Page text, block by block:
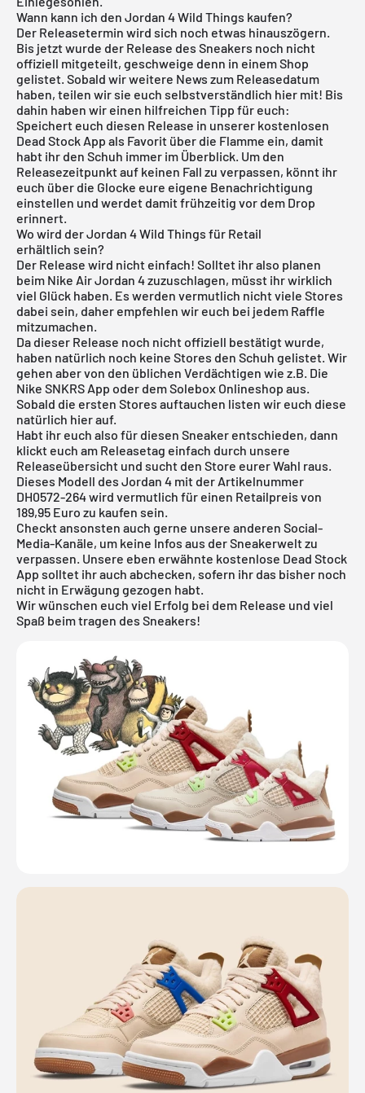
Wann kann ich den Jordan 4 Wild Things kaufen?
Der Releasetermin wird sich noch etwas hinauszögern.
Bis jetzt wurde der Release des Sneakers noch nicht
offiziell mitgeteilt, geschweige denn in einem Shop
gelistet. Sobald wir weitere News zum Releasedatum
haben, teilen wir sie euch selbstverständlich hier mit! Bis
dahin haben wir einen hilfreichen Tipp für euch:
Speichert euch diesen Release in unserer kostenlosen
Dead Stock App als Favorit über die Flamme ein, damit
habt ihr den Schuh immer im Überblick. Um den
Releasezeitpunkt auf keinen Fall zu verpassen, könnt ihr
euch über die Glocke eure eigene Benachrichtigung
einstellen und werdet damit frühzeitig vor dem Drop
erinnert.
Wo wird der Jordan 4 Wild Things für Retail
erhältlich sein?
Der Release wird nicht einfach! Solltet ihr also planen
beim Nike Air Jordan 4 zuzuschlagen, müsst ihr wirklich
viel Glück haben. Es werden vermutlich nicht viele Stores
dabei sein, daher empfehlen wir euch bei jedem Raffle
mitzumachen.
Da dieser Release noch nicht offiziell bestätigt wurde,
haben natürlich noch keine Stores den Schuh gelistet. Wir
gehen aber von den üblichen Verdächtigen wie z.B. Die
Nike SNKRS App oder demSolebox Onlineshop aus.
Sobald die ersten Stores auftauchen listen wir euch diese
natürlich hier auf.
Habt ihr euch also für diesen Sneaker entschieden, dann
klickt euch am Releasetag einfach durch unsere
Releaseübersicht und sucht den Store eurer Wahl raus.
Dieses Modell des Jordan 4 mit der Artikelnummer
DH0572-264 wird vermutlich für einen Retailpreis von
189,95 Euro zu kaufen sein.
Checkt ansonsten auch gerne unsere anderen Social-
Media-Kanäle, um keine Infos aus der Sneakerwelt zu
verpassen. Unsere eben erwähnte kostenlose Dead Stock
App solltet ihr auch abchecken, sofern ihr das bisher noch
nicht in Erwägung gezogen habt.
Wir wünschen euch viel Erfolg bei dem Release und viel
Spaß beim tragen des Sneakers!